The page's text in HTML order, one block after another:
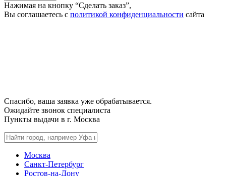
Нажимая на кнопку “Сделать заказ”,
Вы соглашаетесь с политикой конфиденциальности сайта
Спасибо, ваша заявка уже обрабатывается.
Ожидайте звонок специалиста
Пункты выдачи в г. Москва
Москва
Санкт-Петербург
Ростов-на-Дону